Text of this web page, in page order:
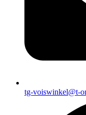
tg-voiswinkel@t-